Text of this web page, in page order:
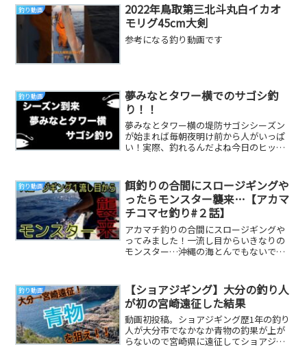
釣り動画
2022年鳥取第三北斗丸白イカオ
モリグ45cm大剣
参考になる釣り動画です
釣り動画
夢みなとタワー横でのサゴシ釣
り！！
夢みなとタワー横の堤防サゴシシーズン
が始まれば毎朝夜明け前から人がいっぱ
い！実際、釣れるんだよね今日のヒット
釣り動画
餌釣りの合間にスロージギングや
ったらモンスター襲来…【アカマ
チコマセ釣り#２話】
アカマチ釣りの合間にスロージギングや
ってみました！一流し目からいきなりの
モンスター…沖縄の海とんでもないです
釣り動画
【ショアジギング】大分の釣り人
が初の宮崎遠征した結果
動画初投稿。ショアジギング歴1年の釣り
人が大分市でなかなか青物の釣果が上が
らないので宮崎県に遠征してショアジギ